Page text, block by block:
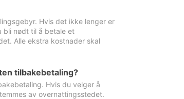
Hvis det ikke lenger er
bli nødt til å betale et
Alle ekstra kostnader skal
tilbakebetaling?
Hvis du velger å
av overnattingsstedet.